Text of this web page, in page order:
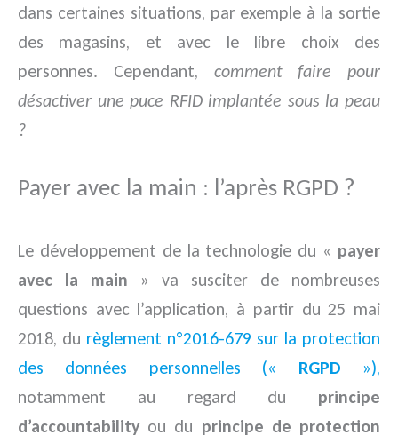
dans certaines situations, par exemple à la sortie
des magasins, et avec le libre choix des
personnes. Cependant, comment faire pour
désactiver une puce RFID implantée sous la peau
?
Payer avec la main : l’après RGPD ?
Le développement de la technologie du « payer
avec la main » va susciter de nombreuses
questions avec l’application, à partir du 25 mai
2018, du règlement n°2016-679 sur la protection
des données personnelles (« RGPD »),
notamment au regard du principe
d’accountability ou du principe de protection